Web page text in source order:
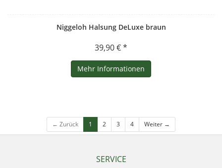
Niggeloh Halsung DeLuxe braun
39,90 € *
Mehr Informationen
← Zurück 1 2 3 4 Weiter →
SERVICE